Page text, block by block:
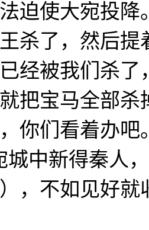
迫使大宛投
杀了，然后
经被我们杀
把宝马全部
你们看着办
城中新得秦人
，不如见好就